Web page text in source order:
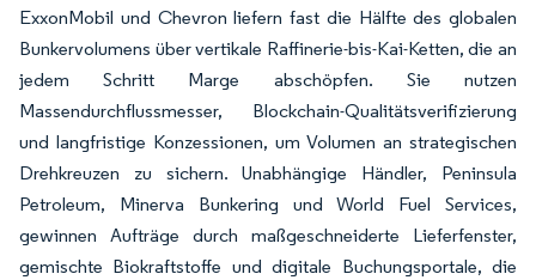
ExxonMobil und Chevron liefern fast die Hälfte des globalen
Bunkervolumens über vertikale Raffinerie-bis-Kai-Ketten, die an
jedem Schritt Marge abschöpfen. Sie nutzen
Massendurchflussmesser, Blockchain-Qualitätsverifizierung
und langfristige Konzessionen, um Volumen an strategischen
Drehkreuzen zu sichern. Unabhängige Händler, Peninsula
Petroleum, Minerva Bunkering und World Fuel Services,
gewinnen Aufträge durch maßgeschneiderte Lieferfenster,
gemischte Biokraftstoffe und digitale Buchungsportale, die